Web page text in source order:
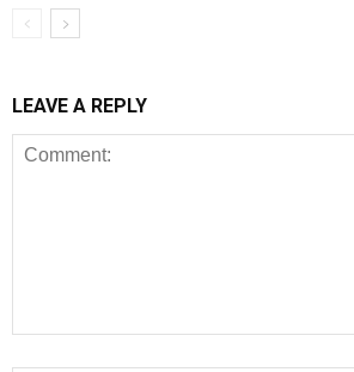
LEAVE A REPLY